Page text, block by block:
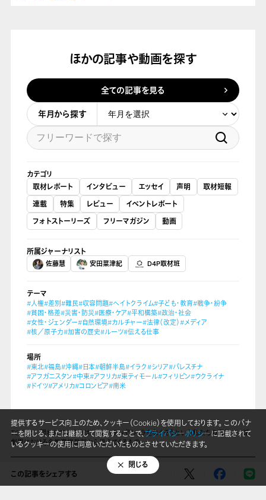
この記事をシェアする
ほかの記事や動画を探す
全ての記事を見る
年月から探す
カテゴリ
取材レポート
インタビュー エッセイ 声明
取材短報
連載
特集 レビュー
イベントレポート
フォトストーリーズ
フリーマガジン 動画
所属ジャーナリスト
佐藤慧 安田菜津紀 D4P取材班
テーマ
#人権#差別#難民#収容問題#ヘイトクライム#子ども・教育#戦争・紛争
#貧困・格差#災害・防災#医療・ケア#平和構築#政治・社会
#女性・ジェンダー#自然環境#カルチャー#法律（改定）#メディア
#核／原子力#加害の歴史#ルーツ#伝える仕事
場所
#東北#福島#沖縄#日本#朝鮮半島#イラク#シリア#パレスチナ
#アフガニスタン#中東#アフリカ#東ティモール#フィリピン#ウクライナ
#ドイツ#アメリカ#コロンビア#南米
TOP
問われているのは、セクハラ・パワハラをなくそうという私たちの意思――演
劇界における名誉棄損裁判から見えてくるもの
SNS LINE Mail Magazine Instagram
Threads
提供するサービス向上のため、クッキー（Cookie）を使用しております。 このバナ
ーを閉じる、または継続して閲覧することで、プライバシーポリシーに記載されて
いるクッキーの使用に同意いただいたものとさせていただきます。
閉じる